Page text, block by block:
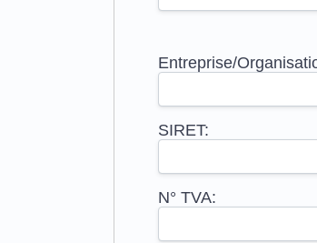
Entreprise/
SIRET:
N° TVA: